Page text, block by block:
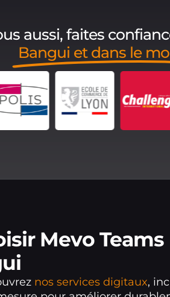
aussi, faites
Bangui et dans le
Mevo Teams
nos services digitaux,